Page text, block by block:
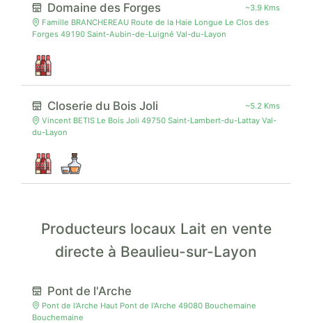
Domaine des Forges
~3.9 Kms
Famille BRANCHEREAU Route de la Haie Longue Le Clos des
Forges 49190 Saint-Aubin-de-Luigné Val-du-Layon
Closerie du Bois Joli
~5.2 Kms
Vincent BETIS Le Bois Joli 49750 Saint-Lambert-du-Lattay Val-
du-Layon
Producteurs locaux Lait en vente
directe à Beaulieu-sur-Layon
Pont de l'Arche
Pont de l'Arche Haut Pont de l'Arche 49080 Bouchemaine
Bouchemaine